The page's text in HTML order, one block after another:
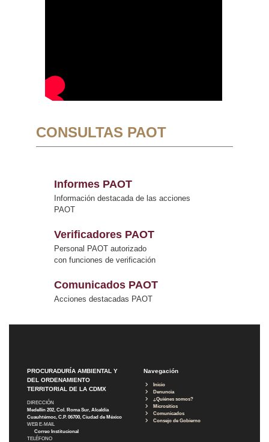
CONSULTAS PAOT
Informes PAOT
Información destacada de las acciones
PAOT
Verificadores PAOT
Personal PAOT autorizado
con funciones de verificación
Comunicados PAOT
Acciones destacadas PAOT
PROCURADURÍA AMBIENTAL Y
DEL ORDENAMIENTO
TERRITORIAL DE LA CDMX
DIRECCIÓN
Medellín 202, Col. Roma Sur, Alcaldía
Cuauhtémoc, C.P. 06700, Ciudad de México
WEB E-MAIL
Correo Institucional
TELÉFONO
Navegación
Inicio
Denuncia
¿Quiénes somos?
Micrositios
Comunicados
Consejo de Gobierno